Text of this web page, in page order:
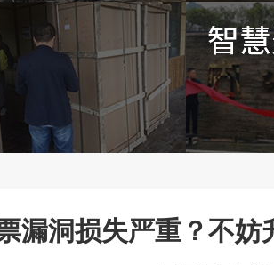
漏洞损失严重？不